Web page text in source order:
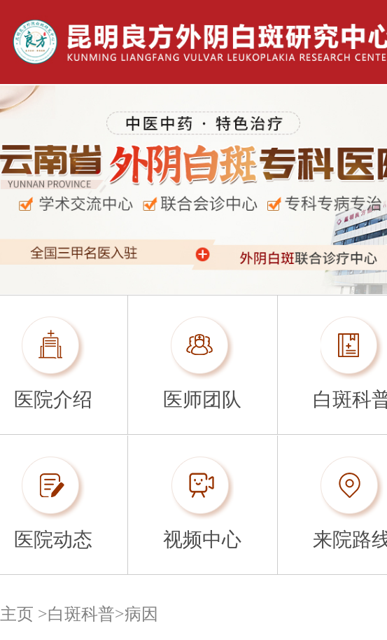
医院介绍 医师团队 白斑科
医院动态 视频中心 来院路
主页 >白斑科普>病因